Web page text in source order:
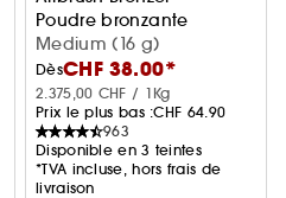
Poudre bronzante
Medium (16 g)
DèsCHF 38.00*
2.375,00 CHF / 1Kg
Prix le plus bas :CHF 64.90
963
Disponible en 3 teintes
*TVA incluse, hors frais de
livraison